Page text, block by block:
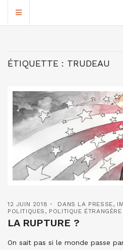
ÉTIQUETTE : TRUDEAU
12 JUIN 2018 DANS LA PRESSE,
POLITIQUES , POLITIQUE ÉTRANGÈRE
LA RUPTURE ?
On sait pas si le monde passe